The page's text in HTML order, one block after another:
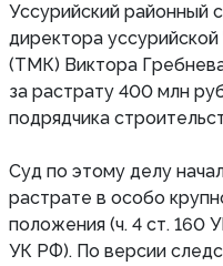
Уссурийский районный
директора
(ТМК) Виктора
за растрату 400 млн
подрядчика
Суд по этому делу
растрате в особо
положения (ч. 4 ст. 160
УК РФ). По версии